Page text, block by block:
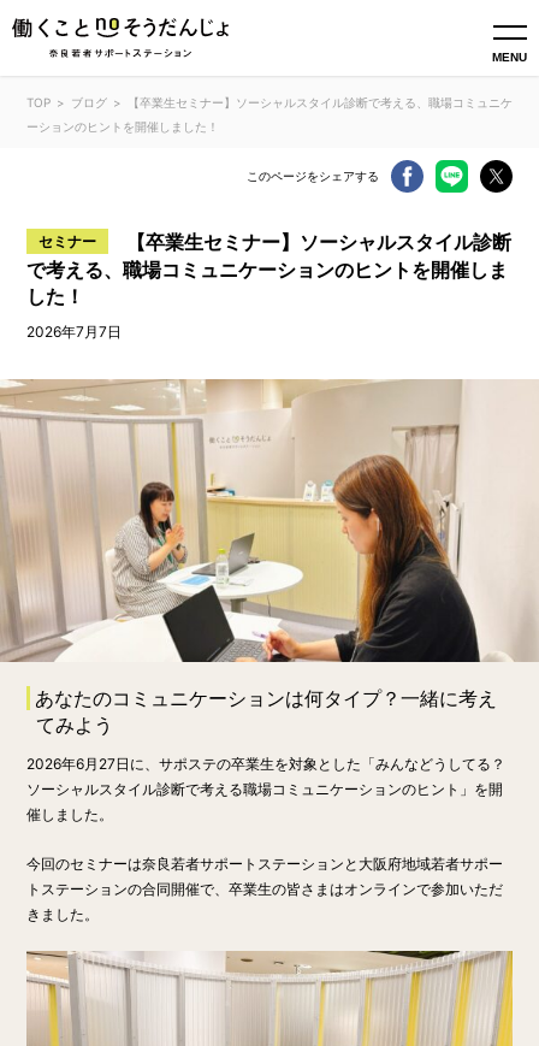
MENU
TOP ブログ
【卒業生セミナー】ソーシャルスタイル診断で考える、職場コミュニケ
ーションのヒントを開催しました！
このページをシェアする
セミナー
【卒業生セミナー】ソーシャルスタイル診断
で考える、職場コミュニケーションのヒントを開催しま
した！
2026年7月7日
あなたのコミュニケーションは何タイプ？一緒に考え
てみよう
2026年6月27日に、サポステの卒業生を対象とした「みんなどうしてる？
ソーシャルスタイル診断で考える職場コミュニケーションのヒント」を開
催しました。
今回のセミナーは奈良若者サポートステーションと大阪府地域若者サポー
トステーションの合同開催で、卒業生の皆さまはオンラインで参加いただ
きました。